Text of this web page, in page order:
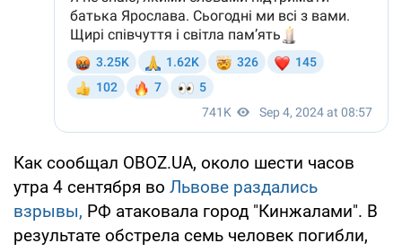
Как сообщал OBOZ.UA, около шести часов
утра 4 сентября во Львове раздались
взрывы, РФ атаковала город "Кинжалами". В
результате обстрела семь человек погибли,